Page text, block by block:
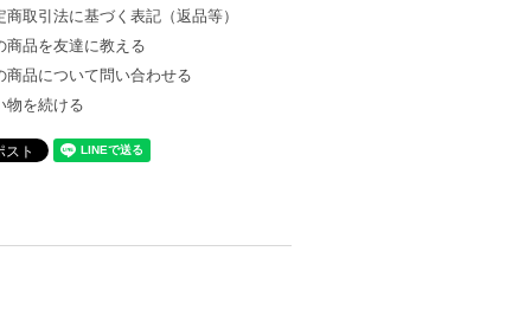
商取引法に基づく表記（返品等）
商品を友達に教える
商品について問い合わせる
物を続ける